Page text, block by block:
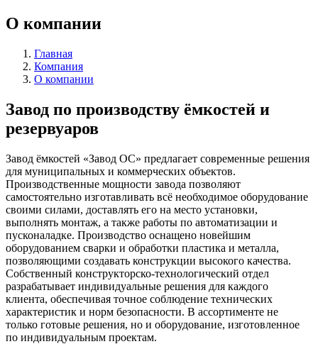
О компании
Главная
Компания
О компании
Завод по производству ёмкостей и
резервуаров
Завод ёмкостей «Завод ОС» предлагает современные решения
для муниципальных и коммерческих объектов.
Производственные мощности завода позволяют
самостоятельно изготавливать всё необходимое оборудование
своими силами, доставлять его на место установки,
выполнять монтаж, а также работы по автоматизации и
пусконаладке. Производство оснащено новейшим
оборудованием сварки и обработки пластика и металла,
позволяющими создавать конструкции высокого качества.
Собственный конструкторско-технологический отдел
разрабатывает индивидуальные решения для каждого
клиента, обеспечивая точное соблюдение технических
характеристик и норм безопасности. В ассортименте не
только готовые решения, но и оборудование, изготовленное
по индивидуальным проектам.